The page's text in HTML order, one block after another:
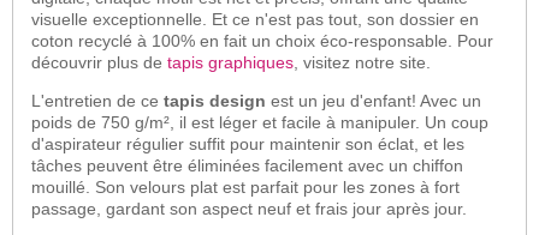
visuelle exceptionnelle. Et ce n'est pas tout, son dossier en
coton recyclé à 100% en fait un choix éco-responsable. Pour
découvrir plus de tapis graphiques , visitez notre site.
L'entretien de ce tapis design est un jeu d'enfant! Avec un
poids de 750 g/m², il est léger et facile à manipuler. Un coup
d'aspirateur régulier suffit pour maintenir son éclat, et les
tâches peuvent être éliminées facilement avec un chiffon
mouillé. Son velours plat est parfait pour les zones à fort
passage, gardant son aspect neuf et frais jour après jour.